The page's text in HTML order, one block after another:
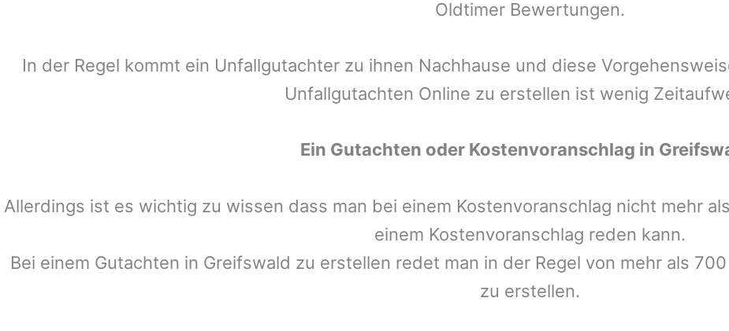
Oldtimer Bewertungen.
In der Regel kommt ein Unfallgutachter zu ihnen Nachhause und diese
Unfallgutachten Online zu erstellen ist wenig
Ein Gutachten oder Kostenvoranschlag in
Allerdings ist es wichtig zu wissen dass man bei einem Kostenvoranschlag nicht mehr
einem Kostenvoranschlag reden kann.
Bei einem Gutachten in Greifswald zu erstellen redet man in der Regel von mehr als
zu erstellen.